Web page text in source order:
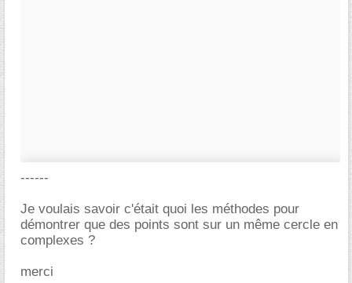
------
Je voulais savoir c'était quoi les méthodes pour
démontrer que des points sont sur un même cercle en
complexes ?
merci